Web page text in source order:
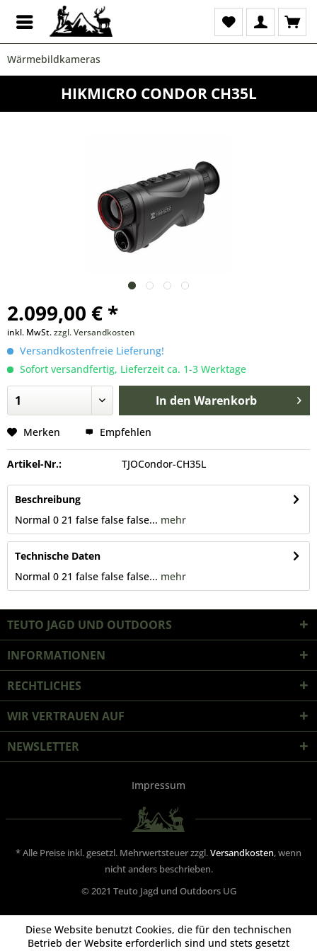
Wärmebildkameras
HIKMICRO CONDOR CH35L
2.099,00 € *
inkl. MwSt.zzgl. Versandkosten
Versandkostenfreie Lieferung!
Sofort versandfertig, Lieferzeit ca. 1-3 Werktage
In den Warenkorb
Merken Empfehlen
Artikel-Nr.: TJOCondor-CH35L
Beschreibung
Normal 0 21 false false false... mehr
Technische Daten
Normal 0 21 false false false... mehr
TEUTO JAGD UND OUTDOORS
INFORMATIONEN
RECHTLICHES
WIR VERTRAUEN AUF
NEWSLETTER
Impressum
* Alle Preise inkl. gesetzl. Mehrwertsteuer zzgl.Versandkosten, wenn
nicht anders beschrieben.
© 2021 Teuto Jagd und Outdoors UG
Diese Website benutzt Cookies, die für den technischen
Betrieb der Website erforderlich sind und stets gesetzt